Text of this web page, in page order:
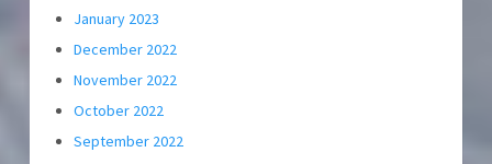
January 2023
December 2022
November 2022
October 2022
September 2022